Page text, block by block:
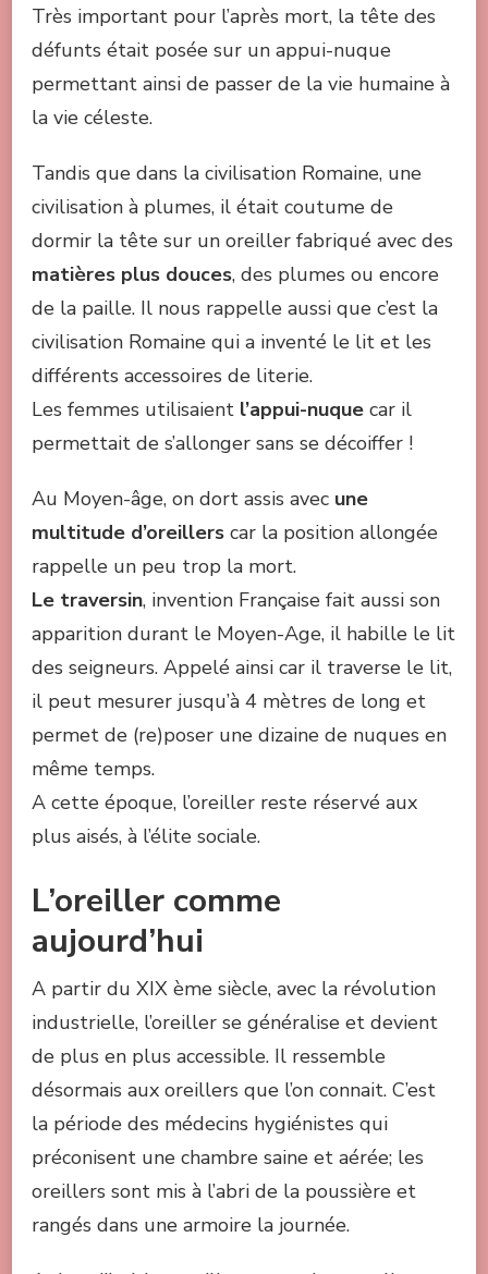
Très important pour l’après mort, la tête des
défunts était posée sur un appui-nuque
permettant ainsi de passer de la vie humaine à
la vie céleste.
Tandis que dans la civilisation Romaine, une
civilisation à plumes, il était coutume de
dormir la tête sur un oreiller fabriqué avec des
matières plus douces, des plumes ou encore
de la paille. Il nous rappelle aussi que c’est la
civilisation Romaine qui a inventé le lit et les
différents accessoires de literie.
Les femmes utilisaient l’appui-nuque car il
permettait de s’allonger sans se décoiffer !
Au Moyen-âge, on dort assis avec une
multitude d’oreillers car la position allongée
rappelle un peu trop la mort.
Le traversin, invention Française fait aussi son
apparition durant le Moyen-Age, il habille le lit
des seigneurs. Appelé ainsi car il traverse le lit,
il peut mesurer jusqu’à 4 mètres de long et
permet de (re)poser une dizaine de nuques en
même temps.
A cette époque, l’oreiller reste réservé aux
plus aisés, à l’élite sociale.
L’oreiller comme
aujourd’hui
A partir du XIX ème siècle, avec la révolution
industrielle, l’oreiller se généralise et devient
de plus en plus accessible. Il ressemble
désormais aux oreillers que l’on connait. C’est
la période des médecins hygiénistes qui
préconisent une chambre saine et aérée; les
oreillers sont mis à l’abri de la poussière et
rangés dans une armoire la journée.